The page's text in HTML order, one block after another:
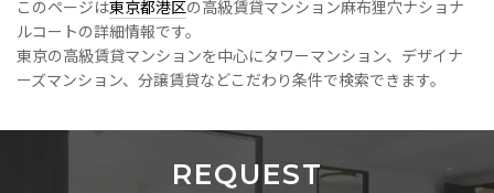
このページは東京都港区の高級賃貸マンション麻布狸穴ナショナ
ルコートの詳細情報です。
東京の高級賃貸マンションを中心にタワーマンション、デザイナ
ーズマンション、分譲賃貸などこだわり条件で検索できます。
REQUEST